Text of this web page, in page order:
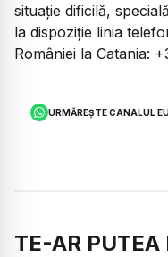
situație dificilă,
la dispoziție linia
României la Catania:
URMĂREȘTE CANALUL
TE-AR PUTEA